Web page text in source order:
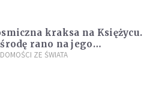
kraksa na Księżycu.
rano na jego
dojdzie do
ZE ŚWIATA